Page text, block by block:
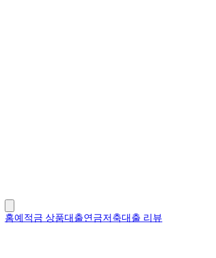
홈예적금 상품대출연금저축대출 리뷰